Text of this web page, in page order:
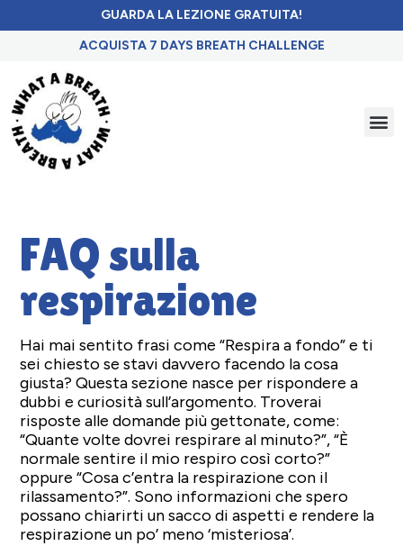
GUARDA LA LEZIONE GRATUITA!
ACQUISTA 7 DAYS BREATH CHALLENGE​
FAQ sulla
respirazione
Hai mai sentito frasi come “Respira a fondo” e ti
sei chiesto se stavi davvero facendo la cosa
giusta? Questa sezione nasce per rispondere a
dubbi e curiosità sull’argomento. Troverai
risposte alle domande più gettonate, come:
“Quante volte dovrei respirare al minuto?”, “È
normale sentire il mio respiro così corto?”
oppure “Cosa c’entra la respirazione con il
rilassamento?”. Sono informazioni che spero
possano chiarirti un sacco di aspetti e rendere la
respirazione un po’ meno ‘misteriosa’.